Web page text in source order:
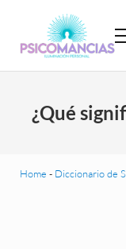
Psicomancias
¿Qué
Home - Diccionario de